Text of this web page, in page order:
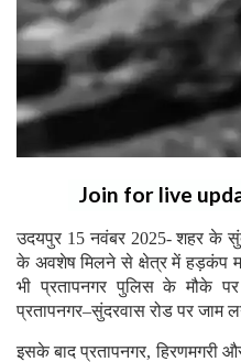
Join for live
उदयपुर 15 नवंबर 2025- शहर के
के अवशेष मिलने से क्षेत्र में हड़कंप
भी प्रतापनगर पुलिस के मौके
प्रतापनगर–सुंदरवास रोड पर जाम
इसके बाद प्रतापनगर, हिरणमगरी